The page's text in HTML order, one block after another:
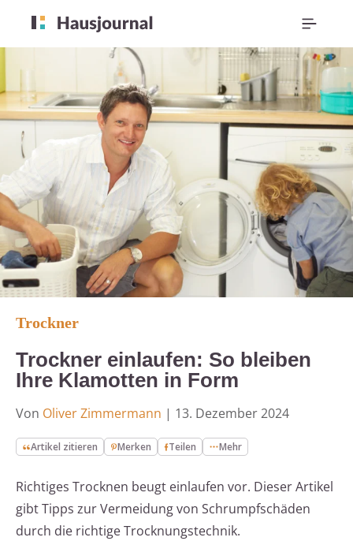
Trockner
Trockner einlaufen: So bleiben
Ihre Klamotten in Form
Von Oliver Zimmermann | 13. Dezember 2024
Artikel zitieren Merken Teilen Mehr
Richtiges Trocknen beugt einlaufen vor. Dieser Artikel
gibt Tipps zur Vermeidung von Schrumpfschäden
durch die richtige Trocknungstechnik.